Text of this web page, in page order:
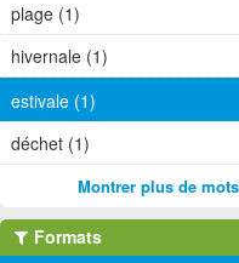
plage (1)
hivernale (1)
estivale (1)
déchet (1)
Montrer plus de
Formats